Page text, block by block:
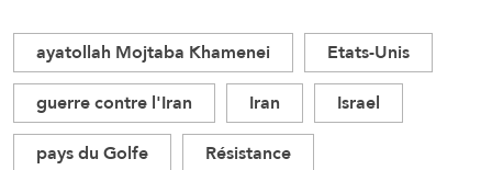
ayatollah Mojtaba Khamenei
Etats-Unis
guerre contre l'Iran
Iran
Israel
pays du Golfe
Résistance